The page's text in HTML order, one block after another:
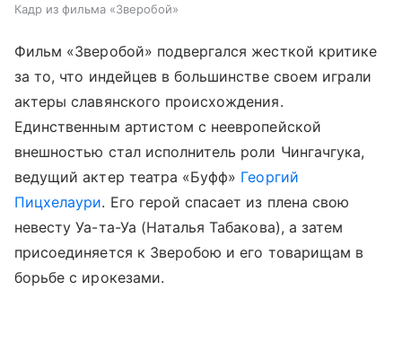
Кадр из фильма «Зверобой»
Фильм «Зверобой» подвергался жесткой критике
за то, что индейцев в большинстве своем играли
актеры славянского происхождения.
Единственным артистом с неевропейской
внешностью стал исполнитель роли Чингачгука,
ведущий актер театра «Буфф» Георгий
Пицхелаури. Его герой спасает из плена свою
невесту Уа-та-Уа (Наталья Табакова), а затем
присоединяется к Зверобою и его товарищам в
борьбе с ирокезами.